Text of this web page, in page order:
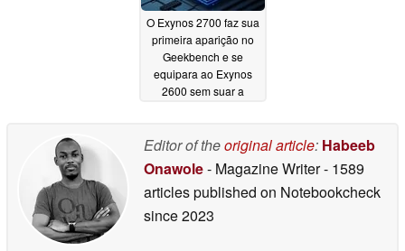
O Exynos 2700 faz sua
primeira aparição no
Geekbench e se
equipara ao Exynos
2600 sem suar a
Editor of theoriginal article: Habeeb
Onawole- Magazine Writer- 1589
articles published on Notebookcheck
since 2023